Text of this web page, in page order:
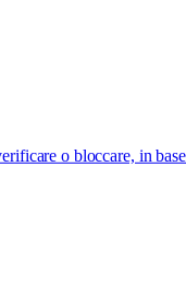
o bloccare, in